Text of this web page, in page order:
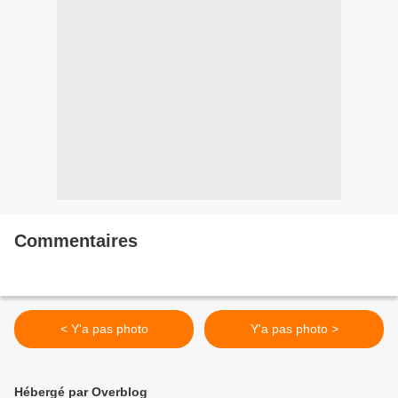
Commentaires
< Y'a pas photo Y'a pas photo >
Hébergé par Overblog